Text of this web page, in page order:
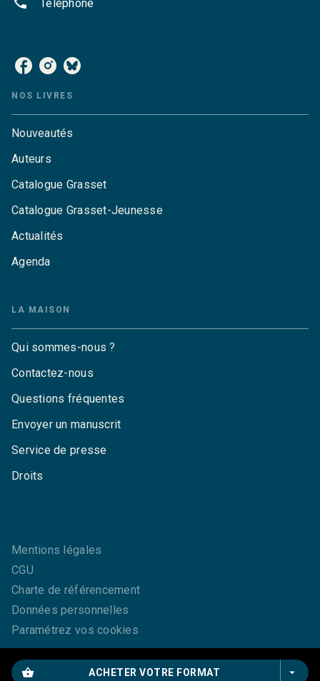
shopping_basket ACHETER VOTRE FORMAT arrow_drop_down
Téléphone
NOS LIVRES
Nouveautés
Auteurs
Catalogue Grasset
Catalogue Grasset-Jeunesse
Actualités
Agenda
LA MAISON
Qui sommes-nous ?
Contactez-nous
Questions fréquentes
Envoyer un manuscrit
Service de presse
Droits
Mentions légales
CGU
Charte de référencement
Données personnelles
Paramétrez vos cookies